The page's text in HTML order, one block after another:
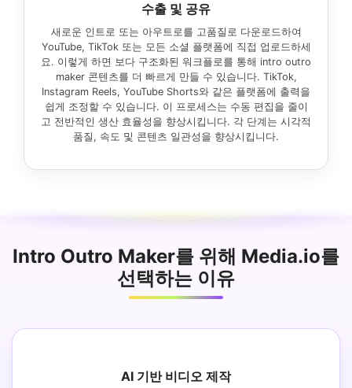
수출 및 공유
새로운 인트로 또는 아우트로를 고품질로 다운로드하여
YouTube, TikTok 또는 모든 소셜 플랫폼에 직접 업로드하세
요. 이렇게 하면 보다 구조화된 워크플로를 통해 intro outro
maker 콘텐츠를 더 빠르게 만들 수 있습니다. TikTok,
Instagram Reels, YouTube Shorts와 같은 플랫폼에 출력을
쉽게 조정할 수 있습니다. 이 프로세스는 수동 편집을 줄이
고 전반적인 생산 효율성을 향상시킵니다. 각 단계는 시각적
품질, 속도 및 콘텐츠 일관성을 향상시킵니다.
Intro Outro Maker를 위해 Media.io를
선택하는 이유
AI 기반 비디오 제작